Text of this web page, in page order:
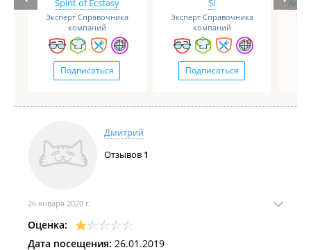
Spirit of Ecstasy
Эксперт Справочника
компаний
Подписаться
Si
Эксперт Справочника
компаний
Подписаться
Дмитрий
Отзывов 1
26 января 2020 г.
Оценка:
Дата посещения: 26.01.2019